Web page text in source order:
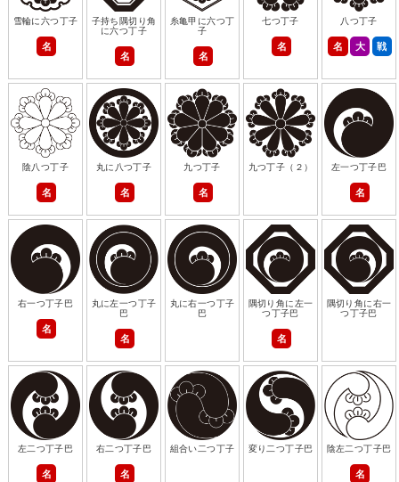
雪輪に六つ丁子
名
子持ち隅切り角
に六つ丁子
名
糸亀甲に六つ丁
子
名
七つ丁子
名
八つ丁子
名 大 戦
陰八つ丁子
名
丸に八つ丁子
名
九つ丁子
名
九つ丁子（２） 左一つ丁子巴
名
右一つ丁子巴
名
丸に左一つ丁子
巴
名
丸に右一つ丁子
巴
隅切り角に左一
つ丁子巴
名
隅切り角に右一
つ丁子巴
左二つ丁子巴
名
右二つ丁子巴
名
組合い二つ丁子 変り二つ丁子巴 陰左二つ丁子巴
名